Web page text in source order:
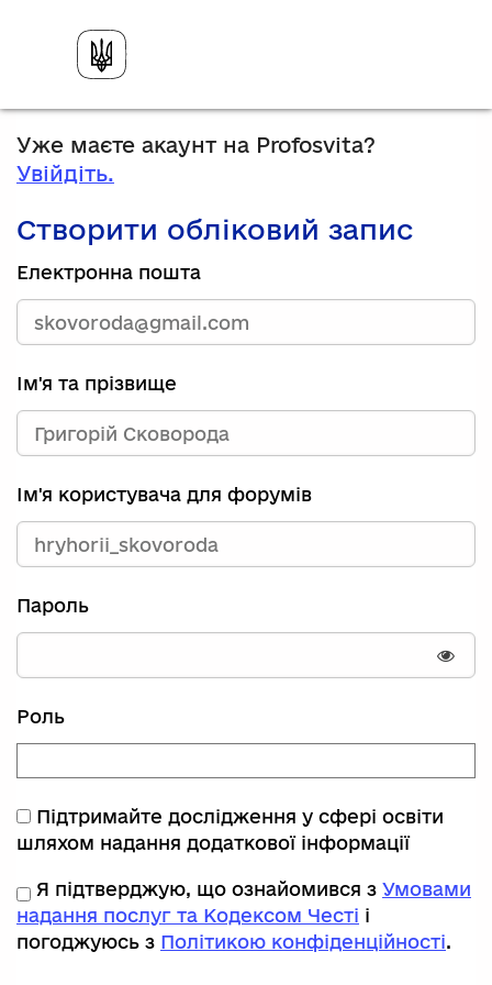
Уже маєте акаунт на Profosvita?
Увійдіть.
Створити обліковий запис
Електронна пошта
Ім'я та прізвище
Ім'я користувача для форумів
Пароль
Роль
Підтримайте дослідження у сфері освіти
шляхом надання додаткової інформації
Я підтверджую, що ознайомився з Умовами
надання послуг та Кодексом Честі і
погоджуюсь з Політикою конфіденційності.